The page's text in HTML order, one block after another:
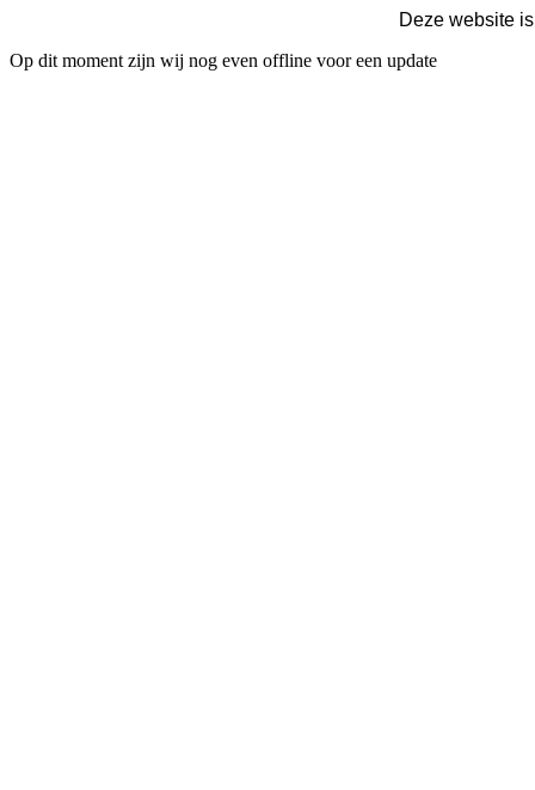
Deze website
Op dit moment zijn wij nog even offline voor een update